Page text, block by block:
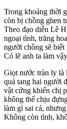
Trong khoảng thời
còn bị chồng ghen
Theo đạo diễn Lê
ngoại tình, trăng
người chồng sẽ
Có lẽ anh ta làm
Giọt nước tràn ly là
quả tang hai người
vật cứng khiến chị
không thể chịu
làm gì sai cả,
Không còn tình,